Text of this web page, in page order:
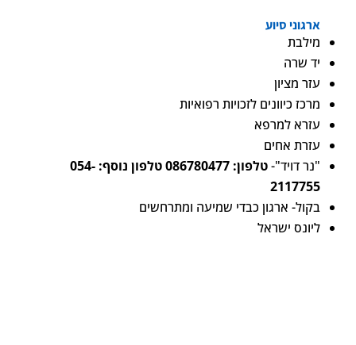
ארגוני סיוע
מילבת
יד שרה
עזר מציון
מרכז כיוונים לזכויות רפואיות
עזרא למרפא
עזרת אחים
"נר דויד"-
טלפון: 086780477 טלפון נוסף: 054-
2117755
בקול- ארגון כבדי שמיעה ומתרחשים
ליונס ישראל